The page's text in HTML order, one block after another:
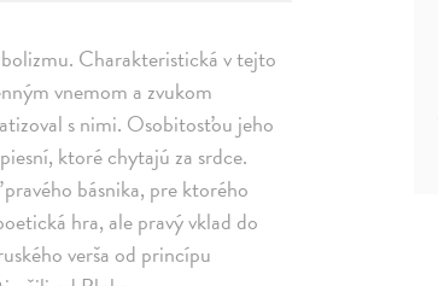
Charakteristická v tejto
vnemom a zvukom
s nimi. Osobitosťou jeho
ktoré chytajú za srdce.
básnika, pre ktorého
hra, ale pravý vklad do
verša od princípu